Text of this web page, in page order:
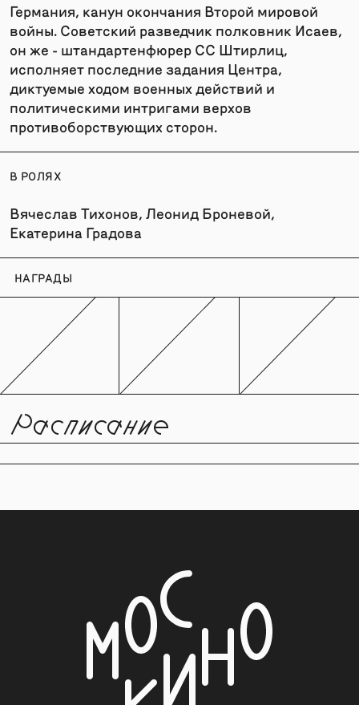
Германия, канун окончания Второй мировой
войны. Советский разведчик полковник Исаев,
он же - штандартенфюрер СС Штирлиц,
исполняет последние задания Центра,
диктуемые ходом военных действий и
политическими интригами верхов
противоборствующих сторон.
В РОЛЯХ
Вячеслав Тихонов, Леонид Броневой,
Екатерина Градова
НАГРАДЫ
Расписание